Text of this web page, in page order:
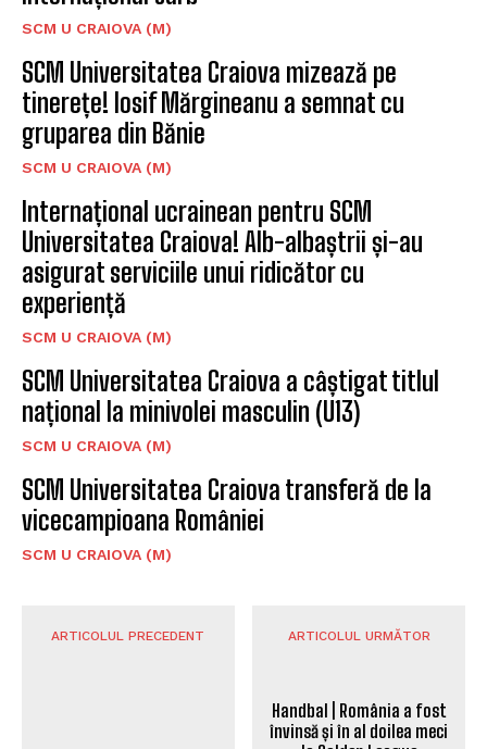
SCM U CRAIOVA (M)
SCM Universitatea Craiova mizează pe
tinerețe! Iosif Mărgineanu a semnat cu
gruparea din Bănie
SCM U CRAIOVA (M)
Internațional ucrainean pentru SCM
Universitatea Craiova! Alb-albaștrii și-au
asigurat serviciile unui ridicător cu
experiență
SCM U CRAIOVA (M)
SCM Universitatea Craiova a câștigat titlul
național la minivolei masculin (U13)
SCM U CRAIOVA (M)
SCM Universitatea Craiova transferă de la
vicecampioana României
SCM U CRAIOVA (M)
ARTICOLUL PRECEDENT ARTICOLUL URMĂTOR